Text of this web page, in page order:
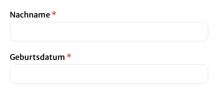
Nachname *
Geburtsdatum *